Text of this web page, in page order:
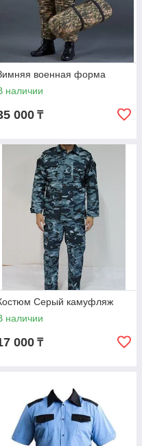
военная форма
наличии
000 ₸
Серый камуфляж
наличии
000 ₸